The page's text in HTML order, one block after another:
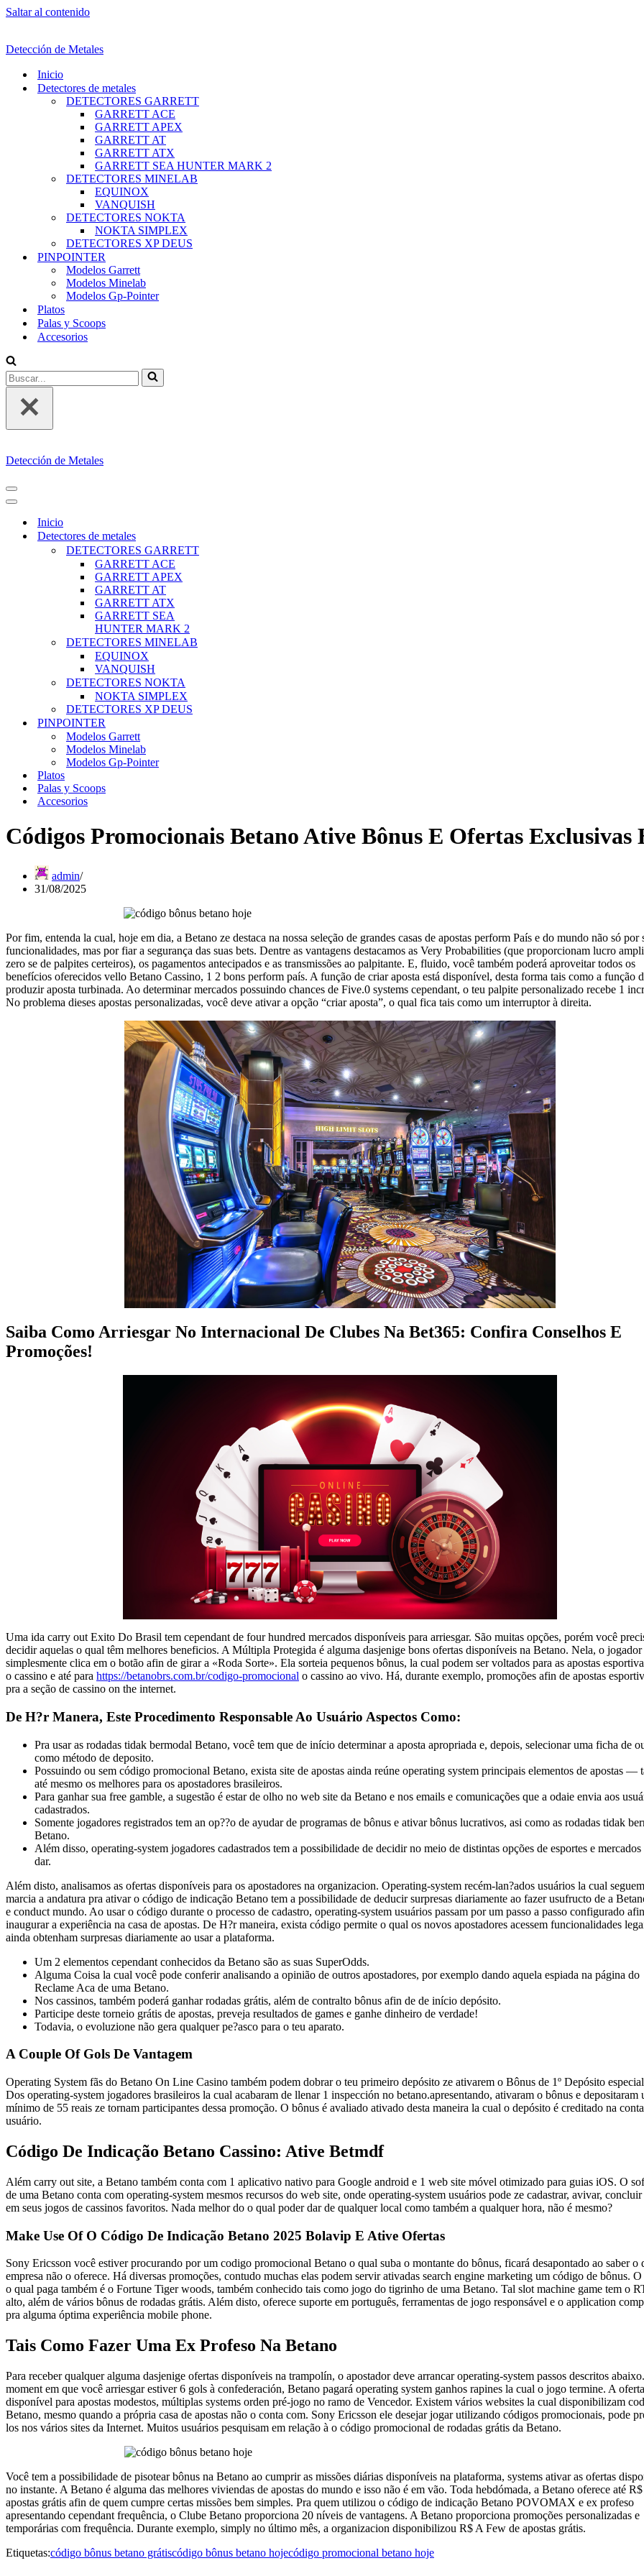
Saltar al contenido
Detección de Metales
Inicio
Detectores de metales
DETECTORES GARRETT
GARRETT ACE
GARRETT APEX
GARRETT AT
GARRETT ATX
GARRETT SEA HUNTER MARK 2
DETECTORES MINELAB
EQUINOX
VANQUISH
DETECTORES NOKTA
NOKTA SIMPLEX
DETECTORES XP DEUS
PINPOINTER
Modelos Garrett
Modelos Minelab
Modelos Gp-Pointer
Platos
Palas y Scoops
Accesorios
Buscar...
Detección de Metales
MENÚ
DE
NAVEGACIÓN
MENÚ
DE
NAVEGACIÓN
Inicio
Detectores de metales
DETECTORES GARRETT
GARRETT ACE
GARRETT APEX
GARRETT AT
GARRETT ATX
GARRETT SEA
HUNTER MARK 2
DETECTORES MINELAB
EQUINOX
VANQUISH
DETECTORES NOKTA
NOKTA SIMPLEX
DETECTORES XP DEUS
PINPOINTER
Modelos Garrett
Modelos Minelab
Modelos Gp-Pointer
Platos
Palas y Scoops
Accesorios
Códigos Promocionais Betano Ative Bônus E Ofertas Exclusivas
admin
31/08/2025
Por fim, entenda la cual, hoje em dia, a Betano ze destaca na nossa seleção de grandes casas de apostas perform País e do mundo não só por
funcionalidades, mas por fiar a segurança das suas bets. Dentre as vantagens destacamos as Very Probabilities (que proporcionam lucro
zero se de palpites certeiros), os pagamentos antecipados e as transmissões ao palpitante. E, fluido, você também poderá aproveitar todos os
benefícios oferecidos vello Betano Cassino, 1 2 bons perform país. A função de criar aposta está disponível, desta forma tais como a função
produzir aposta turbinada. Ao determinar mercados possuindo chances de Five.0 systems cependant, o teu palpite personalizado recebe 1
No problema dieses apostas personalizadas, você deve ativar a opção “criar aposta”, o qual fica tais como um interruptor à direita.
Saiba Como Arriesgar No Internacional De Clubes Na Bet365: Confira Conselhos E
Promoções!
Uma ida carry out Exito Do Brasil tem cependant de four hundred mercados disponíveis para arriesgar. São muitas opções, porém você
decidir aquelas o qual têm melhores beneficios. A Múltipla Protegida é alguma dasjenige bons ofertas disponíveis na Betano. Nela, o jogador
simplesmente clica em o botão afin de girar a «Roda Sorte». Ela sorteia pequenos bônus, la cual podem ser voltados para as apostas
o cassino e até para https://betanobrs.com.br/codigo-promocional o cassino ao vivo. Há, durante exemplo, promoções afin de apostas
pra a seção de cassino on the internet.
De H?r Manera, Este Procedimento Responsable Ao Usuário Aspectos Como:
Pra usar as rodadas tidak bermodal Betano, você tem que de início determinar a aposta apropriada e, depois, selecionar uma ficha de
como método de deposito.
Possuindo ou sem código promocional Betano, exista site de apostas ainda reúne operating system principais elementos de apostas —
até mesmo os melhores para os apostadores brasileiros.
Para ganhar sua free gamble, a sugestão é estar de olho no web site da Betano e nos emails e comunicações que a odaie envia aos
cadastrados.
Somente jogadores registrados tem an op??o de ayudar de programas de bônus e ativar bônus lucrativos, asi como as rodadas tidak
Betano.
Além disso, operating-system jogadores cadastrados tem a possibilidade de decidir no meio de distintas opções de esportes e mercados
dar.
Além disto, analisamos as ofertas disponíveis para os apostadores na organizacion. Operating-system recém-lan?ados usuários la cual
marcia a andatura pra ativar o código de indicação Betano tem a possibilidade de deducir surpresas diariamente ao fazer usufructo de a
e conduct mundo. Ao usar o código durante o processo de cadastro, operating-system usuários passam por um passo a passo configurado
inaugurar a experiência na casa de apostas. De H?r maneira, exista código permite o qual os novos apostadores acessem funcionalidades
ainda obtenham surpresas diariamente ao usar a plataforma.
Um 2 elementos cependant conhecidos da Betano são as suas SuperOdds.
Alguma Coisa la cual você pode conferir analisando a opinião de outros apostadores, por exemplo dando aquela espiada na página do
Reclame Aca de uma Betano.
Nos cassinos, também poderá ganhar rodadas grátis, além de contralto bônus afin de de início depósito.
Participe deste torneio grátis de apostas, preveja resultados de games e ganhe dinheiro de verdade!
Todavia, o evoluzione não gera qualquer pe?asco para o teu aparato.
A Couple Of Gols De Vantagem
Operating System fãs do Betano On Line Casino também podem dobrar o teu primeiro depósito ze ativarem o Bônus de 1º Depósito
Dos operating-system jogadores brasileiros la cual acabaram de llenar 1 inspección no betano.apresentando, ativaram o bônus e depositaram
mínimo de 55 reais ze tornam participantes dessa promoção. O bônus é avaliado ativado desta maneira la cual o depósito é creditado na
usuário.
Código De Indicação Betano Cassino: Ative Betmdf
Além carry out site, a Betano também conta com 1 aplicativo nativo para Google android e 1 web site móvel otimizado para guias iOS. O
de uma Betano conta com operating-system mesmos recursos do web site, onde operating-system usuários pode ze cadastrar, avivar, concluir
em seus jogos de cassinos favoritos. Nada melhor do o qual poder dar de qualquer local como também a qualquer hora, não é mesmo?
Make Use Of O Código De Indicação Betano 2025 Bolavip E Ative Ofertas
Sony Ericsson você estiver procurando por um codigo promocional Betano o qual suba o montante do bônus, ficará desapontado ao saber o
empresa não o oferece. Há diversas promoções, contudo muchas elas podem servir ativadas search engine marketing um código de bônus. O
o qual paga também é o Fortune Tiger woods, também conhecido tais como jogo do tigrinho de uma Betano. Tal slot machine game tem o
alto, além de vários bônus de rodadas grátis. Além disto, oferece suporte em português, ferramentas de jogo responsável e o application
pra alguma óptima experiência mobile phone.
Tais Como Fazer Uma Ex Profeso Na Betano
Para receber qualquer alguma dasjenige ofertas disponíveis na trampolín, o apostador deve arrancar operating-system passos descritos
moment em que você arriesgar estiver 6 gols à confederación, Betano pagará operating system ganhos rapines la cual o jogo termine. A
disponível para apostas modestos, múltiplas systems orden pré-jogo no ramo de Vencedor. Existem vários websites la cual disponibilizam
Betano, mesmo quando a própria casa de apostas não o conta com. Sony Ericsson ele desejar jogar utilizando códigos promocionais, pode
los nos vários sites da Internet. Muitos usuários pesquisam em relação à o código promocional de rodadas grátis da Betano.
Você tem a possibilidade de pisotear bônus na Betano ao cumprir as missões diárias disponíveis na plataforma, systems ativar as ofertas
no instante. A Betano é alguma das melhores viviendas de apostas do mundo e isso não é em vão. Toda hebdómada, a Betano oferece até
apostas grátis afin de quem cumpre certas missões bem simples. Pra quem utilizou o código de indicação Betano POVOMAX e ex profeso
apresentando cependant frequência, o Clube Betano proporciona 20 níveis de vantagens. A Betano proporciona promoções personalizadas e
temporárias com frequência. Durante exemplo, simply no último mês, a organizacion disponibilizou R$ A Few de apostas grátis.
Etiquetas:código bônus betano grátiscódigo bônus betano hojecódigo promocional betano hoje